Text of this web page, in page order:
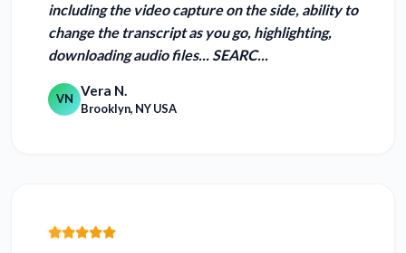
including the video capture on the side, ability to
change the transcript as you go, highlighting,
downloading audio files... SEARC...
VN Vera N.
Brooklyn, NY USA